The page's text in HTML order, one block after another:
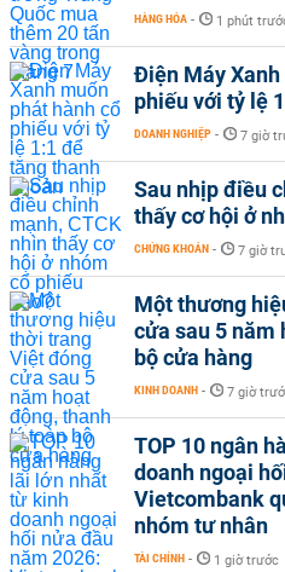
HÀNG HÓA - 1 phút
Điện Máy
phiếu với tỷ lệ
DOANH NGHIỆP - 7 giờ
Sau nhịp điều
thấy cơ hội ở
CHỨNG KHOÁN - 7 giờ
Một thương
cửa sau 5 năm
bộ cửa hàng
KINH DOANH - 7 giờ
TOP 10 ngân
doanh ngoại
Vietcombank
nhóm tư nhân
TÀI CHÍNH - 1 giờ trước